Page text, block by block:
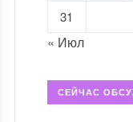
31
« Июл
СЕЙЧАС